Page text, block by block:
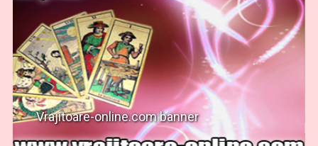
Vrajitoare-online.com banner